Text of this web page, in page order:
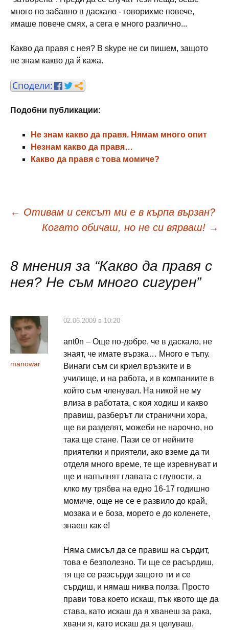
много по забавно в даскало - говорихме повече,
имаше повече смях, а сега е много различно...
Какво да правя с нея? В skype не си пишем, защото
не знам какво да й кажа.
Подобни публикации:
Не знам какво да правя. Нямам много опит
Незнам какво да правя…
Какво да правя с това момиче?
Навигация
публикациите
← Отивам и сексът ми е в кърпа вързан?
Когато обичаш, но не си вярваш! →
8 мнения за “Какво да правя с
нея? Не съм много сигурен”
manowar
02.06.2009 в 10:20
ant0n – Още по-добре, че в даскало, не
знаят, че имате вързка… Много е тъпу.
Винаги съм си криел връзките и в
училище, и на работа, и в компаниите в
който съм членувал. На никой не му
влиза в работата, с коя ходиш и какво
правиш, разберът ли странични хора,
ще ви разделят, можеби не нарочно, но
така ще стане. Пази се от нейните
приятелки и приятели, ако вземе да ти
отделя много време, те ще изревнуват и
ще и напълнят главата с глупости, а
клко му трябва на едно 16-17 годишно
момиче, още не се е развило до край,
мозака и е боза, морето е до коленете,
знаеш как е!
Няма смисъл да се правиш на сърдит,
това е безполезно. Ти ще се расърдиш,
тя ще се разсърди защото ти и се
сърдиш, и нямаш никва полза. Просто
прави това което искаш, пък квото ще да
става, като искаш да я хванеш за рака,
хвани я, като искаш да я целуваш,